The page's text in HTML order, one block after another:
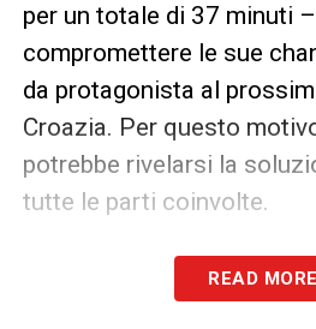
per un totale di 37 minuti
compromettere le sue
da protagonista al
Croazia. Per questo
potrebbe rivelarsi la
tutte le parti coinvolte.
SEGUI IL LIVE DI MILAN
CALCIONEWS24
READ MORE